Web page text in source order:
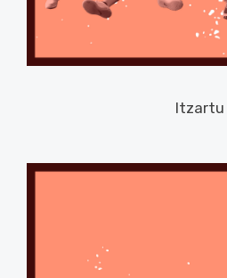
Itzartu